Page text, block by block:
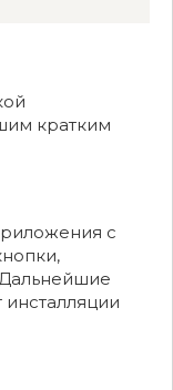
кратким
с